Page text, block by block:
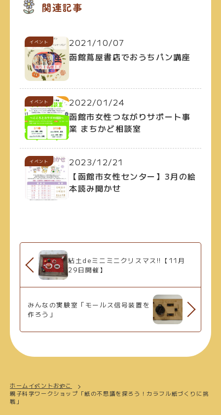
関連記事
イベント
2021/10/07
函館蔦屋書店でおうちパン講座
イベント
2022/01/24
函館市女性つながりサポート事
業 まちかど相談室
イベント
2023/12/21
【函館市女性センター】3月の絵
本読み聞かせ
粘土deミニミニクリスマス!!【11月
29日開催】
みんなの実験室「モールス信号装置を
作ろう」
ホームイベントおやこ
親子科学ワークショップ「紙の不思議を探ろう！カラフル紙づくりに挑
戦」